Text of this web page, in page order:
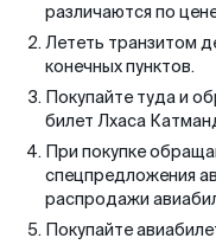
различаются по
Лететь транзитом
конечных пунктов.
Покупайте туда и
билет Лхаса
При покупке
спецпредложения
распродажи
Покупайте